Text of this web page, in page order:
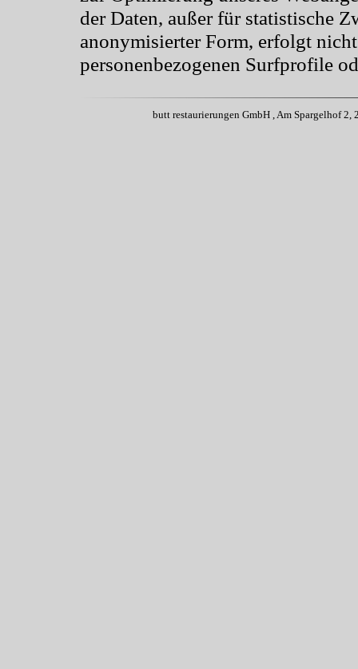
der Daten, außer für statistische
anonymisierter Form, erfolgt
personenbezogenen Surfprofile
butt restaurierungen GmbH , Am Spargelhof